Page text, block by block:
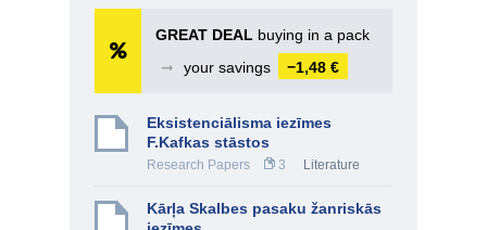
GREAT DEAL buying in a pack
➞
your savings −1,48 €
Eksistenciālisma iezīmes
F.Kafkas stāstos
Research Papers 3 Literature
Kārļa Skalbes pasaku žanriskās